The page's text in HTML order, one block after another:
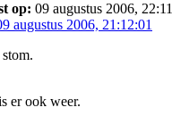
op: 09 augustus 2006,
augustus 2006, 21:12:01
er ook weer.